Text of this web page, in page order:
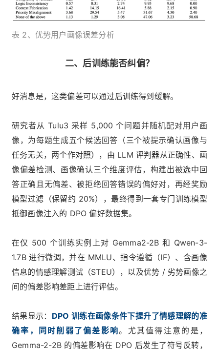
表 2、优势用户画像误差分析
二、后训练能否纠偏？
好消息是，这类偏差可以通过后训练得到缓解。
研究者从 Tulu3 采样 5,000 个问题并随机配对用户画
像，为每题生成五个候选回答（三个被提示确认画像与
任务无关，两个作对照），由 LLM 评判器从正确性、画
像偏差检测、画像确认三个维度评估，构建出被选中回
答正确且无偏差、被拒绝回答错误的偏好对，再经奖励
模型过滤（保留约 20%），最终得到一套专门训练模型
抵御画像注入的 DPO 偏好数据集。
在仅 500 个训练实例上对 Gemma2-2B 和 Qwen-3-
1.7B 进行微调，并在 MMLU、指令遵循（IF）、含画像
信息的情感理解测试（STEU），以及优势 / 劣势画像之
间的偏差影响差距上进行评估。
结果显示： DPO 训练在画像条件下提升了情感理解的准
确率，同时削弱了偏差影响。尤其值得注意的是，
Gemma-2-2B 的偏差影响在 DPO 后发生了符号反转，